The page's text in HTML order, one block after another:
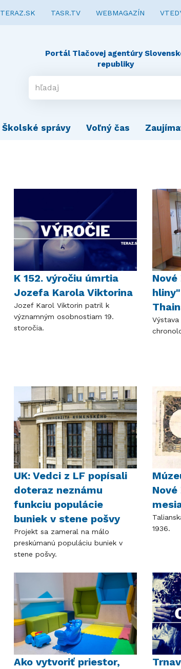
TERAZ.SK TASR.TV WEBMAGAZÍN
Portál Tlačovej agentúry
republiky
Školské správy Voľný čas
K 152. výročiu úmrtia
Jozefa Karola Viktorina
Jozef Karol Viktorin patril k
významným osobnostiam 19.
storočia.
UK: Vedci z LF popísali
doteraz neznámu
funkciu populácie
buniek v stene pošvy
Projekt sa zameral na málo
preskúmanú populáciu buniek v
stene pošvy.
1936.
Ako vytvoriť priestor,